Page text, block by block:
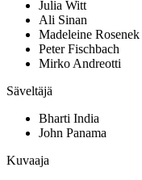
Julia Witt
Ali Sinan
Madeleine Rosenek
Peter Fischbach
Mirko Andreotti
Säveltäjä
Bharti India
John Panama
Kuvaaja